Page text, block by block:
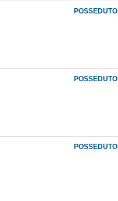
POSSEDUTO
POSSEDUTO
POSSEDUTO